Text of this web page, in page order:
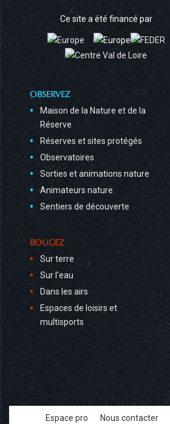
Ce site a été financé par
OBSERVEZ
Maison de la Nature et de la
Réserve
Réserves et sites protégés
Observatoires
Sorties et animations nature
Animateurs nature
Sentiers de découverte
BOUGEZ
Sur terre
Sur l'eau
Dans les airs
Espaces de loisirs et
multisports
Espace pro Nous contacter